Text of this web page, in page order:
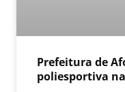
Prefeitura de
poliesportiva